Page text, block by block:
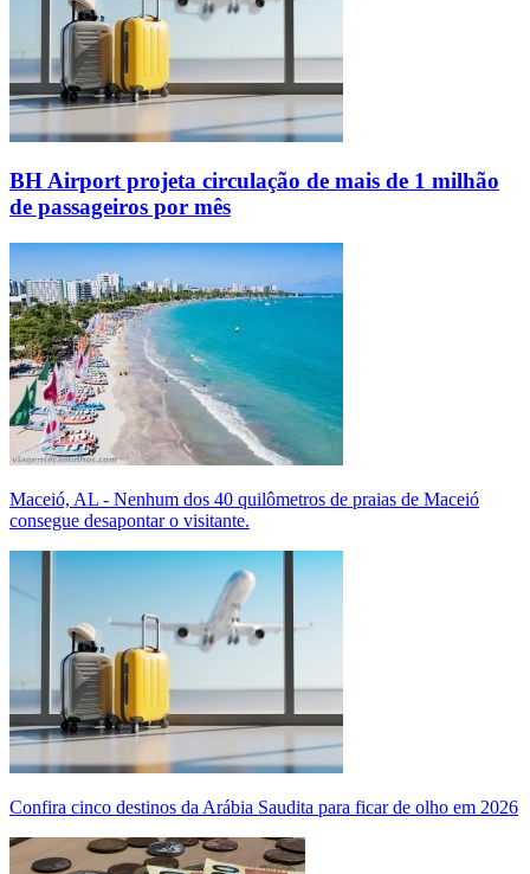
BH Airport projeta circulação de mais de 1 milhão
de passageiros por mês
Maceió, AL - Nenhum dos 40 quilômetros de praias de Maceió
consegue desapontar o visitante.
Confira cinco destinos da Arábia Saudita para ficar de olho em 2026